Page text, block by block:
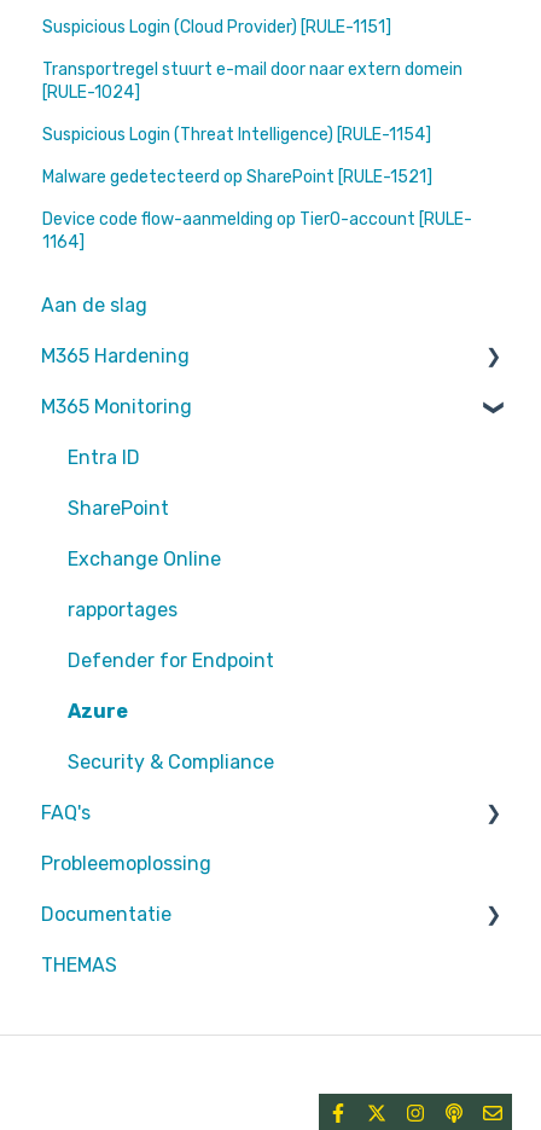
Suspicious Login (Cloud Provider) [RULE-1151]
Transportregel stuurt e-mail door naar extern domein
[RULE-1024]
Suspicious Login (Threat Intelligence) [RULE-1154]
Malware gedetecteerd op SharePoint [RULE-1521]
Device code flow-aanmelding op Tier0-account [RULE-
1164]
Aan de slag
M365 Hardening
Operational
Teams
Sharepoint
Exchange Online
EntraID - MFA
EntraID - Guests
EntraID - Conditional Access
EntraID - General
Defender XDR
Intune
M365 Monitoring
Entra ID
SharePoint
Exchange Online
rapportages
Defender for Endpoint
Azure
Security & Compliance
FAQ's
Partners
Attic MDR
Probleemoplossing
Documentatie
Partners
THEMAS